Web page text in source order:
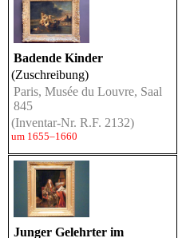
Badende Kinder
(Zuschreibung)
Paris, Musée du Louvre, Saal
845
(Inventar-Nr. R.F. 2132)
um 1655–1660
Junger Gelehrter im